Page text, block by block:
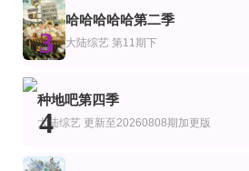
第20260702期
我们有救了
第1集
X 联盟
更新至20260807期
密室大逃脱第八季大神版
大张伟,许凯,周笔畅,彭昱畅,张真源,陈哲远
第6期完结
母胎单身恋爱大作战2节目售后
第27集
闭嘴，埃文
Evan Ross Katz,Michelle Buteau,Rachel Bloom
第3期
AI了，大医生
3
哈哈哈哈哈第二季
大陆综艺 第11期下
4
种地吧第四季
大陆综艺 更新至20260808期加更版